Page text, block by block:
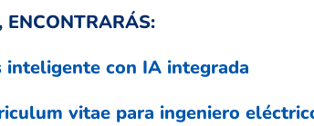
ENCONTRARÁS:
inteligente con IA integrada
vitae para ingeniero